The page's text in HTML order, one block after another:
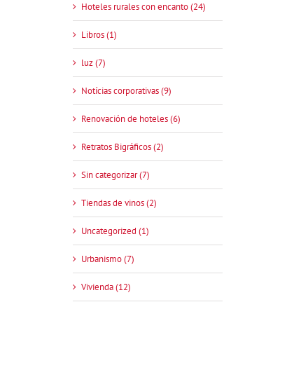
Hoteles rurales con encanto (24)
Libros (1)
luz (7)
Notícias corporativas (9)
Renovación de hoteles (6)
Retratos Bigráficos (2)
Sin categorizar (7)
Tiendas de vinos (2)
Uncategorized (1)
Urbanismo (7)
Vivienda (12)